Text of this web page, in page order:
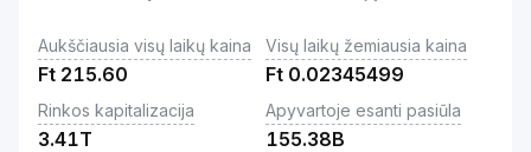
Aukščiausia visų laikų kaina
Ft 215.60
Visų laikų žemiausia kaina
Ft 0.02345499
Rinkos kapitalizacija
3.41T
Apyvartoje esanti pasiūla
155.38B